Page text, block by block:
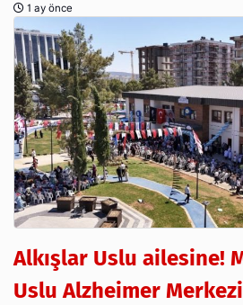
1 ay önce
Alkışlar Uslu ailesine!
Uslu Alzheimer Merkezi